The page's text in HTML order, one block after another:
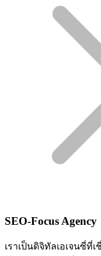
SEO-Focus Agency
เราเป็นดิจิทัลเอเจนซี่ที่